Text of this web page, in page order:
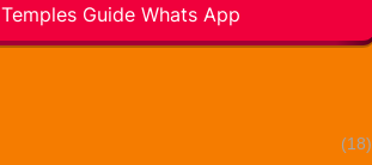
Temples Guide Whats App
(18)